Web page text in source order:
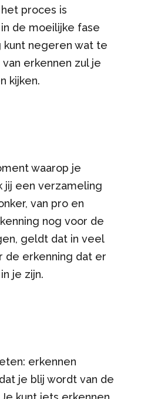
proces is
in de moeilijke fase
kunt negeren wat te
erkennen zul je
kijken.
waarop je
jij een verzameling
van pro en
nog voor de
geldt dat in veel
de erkenning dat er
je zijn.
erkennen
je blij wordt van de